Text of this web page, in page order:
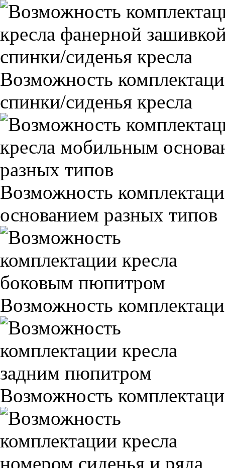
Возможность
спинки/сиденья кресла
Возможность
основанием разных типов
Возможность
Возможность